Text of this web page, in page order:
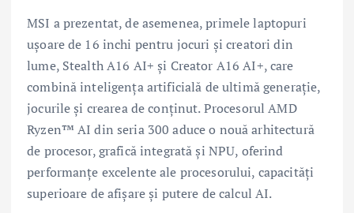
MSI a prezentat, de asemenea, primele laptopuri
ușoare de 16 inchi pentru jocuri și creatori din
lume, Stealth A16 AI+ și Creator A16 AI+, care
combină inteligența artificială de ultimă generație,
jocurile și crearea de conținut. Procesorul AMD
Ryzen™ AI din seria 300 aduce o nouă arhitectură
de procesor, grafică integrată și NPU, oferind
performanțe excelente ale procesorului, capacități
superioare de afișare și putere de calcul AI.